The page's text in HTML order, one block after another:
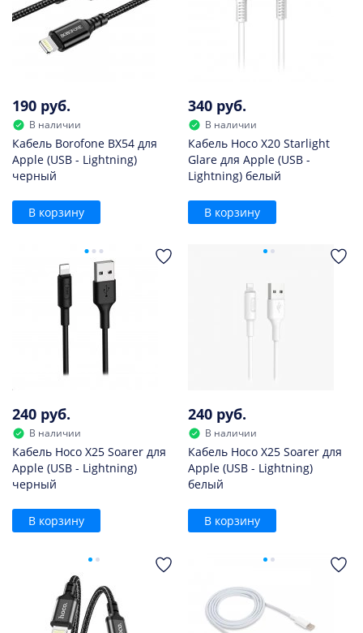
190 руб.
В наличии
Кабель Borofone BX54 для
Apple (USB - Lightning)
черный
В корзину
340 руб.
В наличии
Кабель Hoco X20 Starlight
Glare для Apple (USB -
Lightning) белый
В корзину
240 руб.
В наличии
Кабель Hoco X25 Soarer для
Apple (USB - Lightning)
черный
В корзину
240 руб.
В наличии
Кабель Hoco X25 Soarer для
Apple (USB - Lightning)
белый
В корзину